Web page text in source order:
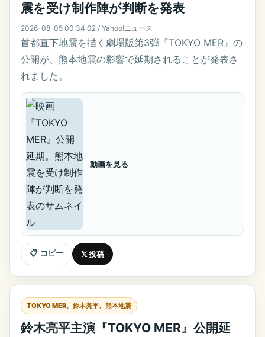
震を受け制作陣が判断を発表
2026-08-05 00:34:02 / Yahoo!ニュース
首都直下地震を描く劇場版第3弾『TOKYO MER』の
公開が、熊本地震の影響で延期されることが発表さ
れました。
動画を見る
📋 コピー 𝕏 投稿
TOKYO MER、鈴木亮平、熊本地震
鈴木亮平主演『TOKYO MER』公開延